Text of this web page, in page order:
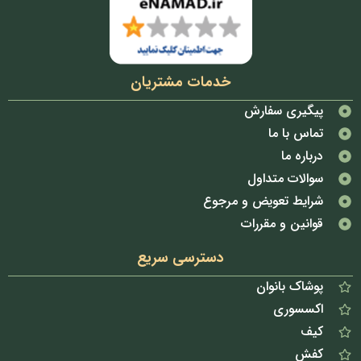
خدمات مشتریان
پیگیری سفارش
تماس با ما
درباره ما
سوالات متداول
شرایط تعویض و مرجوع
قوانین و مقررات
دسترسی سریع
پوشاک بانوان
اکسسوری
کیف
کفش